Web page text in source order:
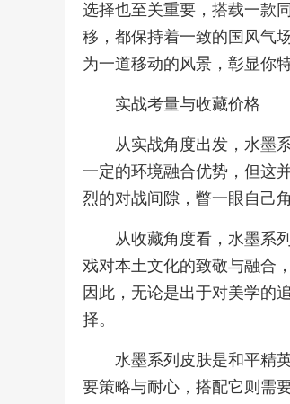
选择也至关重要，搭载一款
移，都保持着一致的国风气
为一道移动的风景，彰显你
实战考量与收藏价格
从实战角度出发，水墨
一定的环境融合优势，但这
烈的对战间隙，瞥一眼自己
从收藏角度看，水墨系
戏对本土文化的致敬与融合
因此，无论是出于对美学的
择。
水墨系列皮肤是和平精
要策略与耐心，搭配它则需